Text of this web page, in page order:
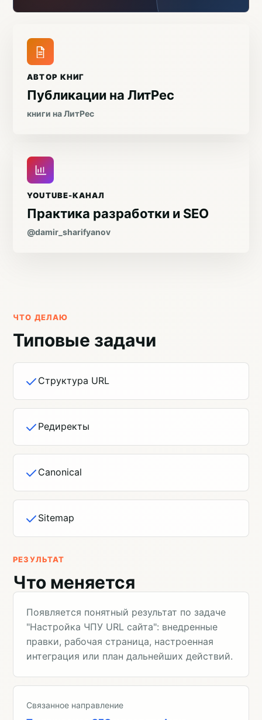
АВТОР КНИГ
Публикации на ЛитРес
книги на ЛитРес
YOUTUBE-КАНАЛ
Практика разработки и SEO
@damir_sharifyanov
ЧТО ДЕЛАЮ
Типовые задачи
Структура URL
Редиректы
Canonical
Sitemap
РЕЗУЛЬТАТ
Что меняется
Появляется понятный результат по задаче
"Настройка ЧПУ URL сайта": внедренные
правки, рабочая страница, настроенная
интеграция или план дальнейших действий.
Связанное направление